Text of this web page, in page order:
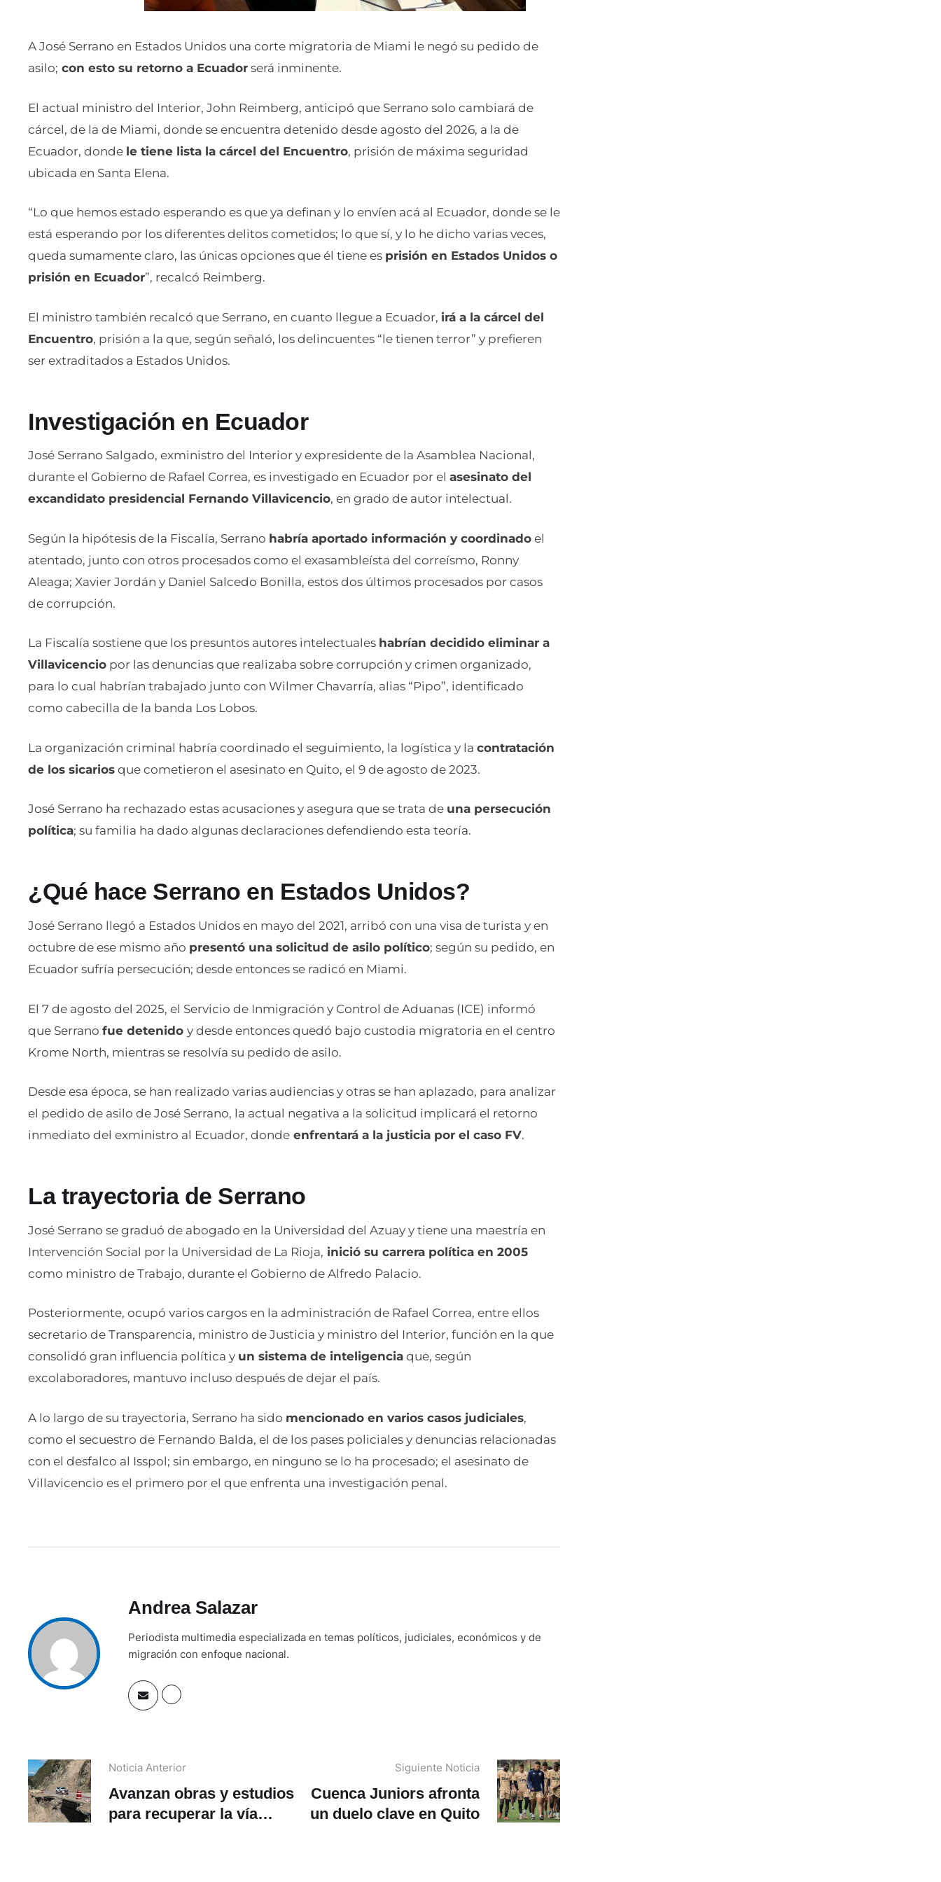
A José Serrano en Estados Unidos una corte migratoria de Miami le negó su pedido de
asilo; con esto su retorno a Ecuador será inminente.
El actual ministro del Interior, John Reimberg, anticipó que Serrano solo cambiará de
cárcel, de la de Miami, donde se encuentra detenido desde agosto del 2026, a la de
Ecuador, donde le tiene lista la cárcel del Encuentro, prisión de máxima seguridad
ubicada en Santa Elena.
“Lo que hemos estado esperando es que ya definan y lo envíen acá al Ecuador, donde se le
está esperando por los diferentes delitos cometidos; lo que sí, y lo he dicho varias veces,
queda sumamente claro, las únicas opciones que él tiene es prisión en Estados Unidos o
prisión en Ecuador”, recalcó Reimberg.
El ministro también recalcó que Serrano, en cuanto llegue a Ecuador, irá a la cárcel del
Encuentro, prisión a la que, según señaló, los delincuentes “le tienen terror” y prefieren
ser extraditados a Estados Unidos.
Investigación en Ecuador
José Serrano Salgado, exministro del Interior y expresidente de la Asamblea Nacional,
durante el Gobierno de Rafael Correa, es investigado en Ecuador por el asesinato del
excandidato presidencial Fernando Villavicencio, en grado de autor intelectual.
Según la hipótesis de la Fiscalía, Serrano habría aportado información y coordinado el
atentado, junto con otros procesados como el exasambleísta del correísmo, Ronny
Aleaga; Xavier Jordán y Daniel Salcedo Bonilla, estos dos últimos procesados por casos
de corrupción.
La Fiscalía sostiene que los presuntos autores intelectuales habrían decidido eliminar a
Villavicencio por las denuncias que realizaba sobre corrupción y crimen organizado,
para lo cual habrían trabajado junto con Wilmer Chavarría, alias “Pipo”, identificado
como cabecilla de la banda Los Lobos.
La organización criminal habría coordinado el seguimiento, la logística y la contratación
de los sicarios que cometieron el asesinato en Quito, el 9 de agosto de 2023.
José Serrano ha rechazado estas acusaciones y asegura que se trata de una persecución
política; su familia ha dado algunas declaraciones defendiendo esta teoría.
¿Qué hace Serrano en Estados Unidos?
José Serrano llegó a Estados Unidos en mayo del 2021, arribó con una visa de turista y en
octubre de ese mismo año presentó una solicitud de asilo político; según su pedido, en
Ecuador sufría persecución; desde entonces se radicó en Miami.
El 7 de agosto del 2025, el Servicio de Inmigración y Control de Aduanas (ICE) informó
que Serrano fue detenido y desde entonces quedó bajo custodia migratoria en el centro
Krome North, mientras se resolvía su pedido de asilo.
Desde esa época, se han realizado varias audiencias y otras se han aplazado, para analizar
el pedido de asilo de José Serrano, la actual negativa a la solicitud implicará el retorno
inmediato del exministro al Ecuador, donde enfrentará a la justicia por el caso FV.
La trayectoria de Serrano
José Serrano se graduó de abogado en la Universidad del Azuay y tiene una maestría en
Intervención Social por la Universidad de La Rioja, inició su carrera política en 2005
como ministro de Trabajo, durante el Gobierno de Alfredo Palacio.
Posteriormente, ocupó varios cargos en la administración de Rafael Correa, entre ellos
secretario de Transparencia, ministro de Justicia y ministro del Interior, función en la que
consolidó gran influencia política y un sistema de inteligencia que, según
excolaboradores, mantuvo incluso después de dejar el país.
A lo largo de su trayectoria, Serrano ha sido mencionado en varios casos judiciales,
como el secuestro de Fernando Balda, el de los pases policiales y denuncias relacionadas
con el desfalco al Isspol; sin embargo, en ninguno se lo ha procesado; el asesinato de
Villavicencio es el primero por el que enfrenta una investigación penal.
Andrea Salazar
Periodista multimedia especializada en temas políticos, judiciales, económicos y de
migración con enfoque nacional.
Noticia Anterior
Avanzan obras y estudios
para recuperar la vía
Siguiente Noticia
Cuenca Juniors afronta
un duelo clave en Quito